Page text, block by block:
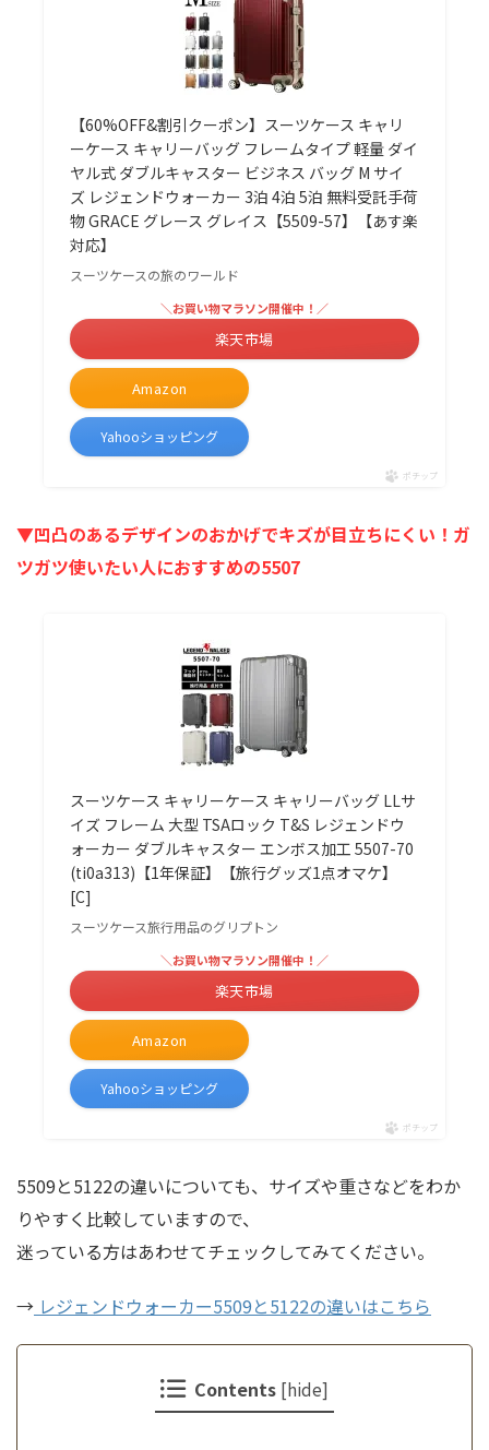
【60%OFF&割引クーポン】スーツケース キャリ
ーケース キャリーバッグ フレームタイプ 軽量 ダイ
ヤル式 ダブルキャスター ビジネス バッグ M サイ
ズ レジェンドウォーカー 3泊 4泊 5泊 無料受託手荷
物 GRACE グレース グレイス【5509-57】【あす楽
対応】
スーツケースの旅のワールド
Amazon
＼お買い物マラソン開催中！／
楽天市場
Yahooショッピング
ポチップ
▼凹凸のあるデザインのおかげでキズが目立ちにくい！ガ
ツガツ使いたい人におすすめの5507
スーツケース キャリーケース キャリーバッグ LLサ
イズ フレーム 大型 TSAロック T&S レジェンドウ
ォーカー ダブルキャスター エンボス加工 5507-70
(ti0a313)【1年保証】【旅行グッズ1点オマケ】
[C]
スーツケース旅行用品のグリプトン
Amazon
＼お買い物マラソン開催中！／
楽天市場
Yahooショッピング
ポチップ
5509と5122の違いについても、サイズや重さなどをわか
りやすく比較していますので、
迷っている方はあわせてチェックしてみてください。
→ レジェンドウォーカー5509と5122の違いはこちら
Contents [hide]